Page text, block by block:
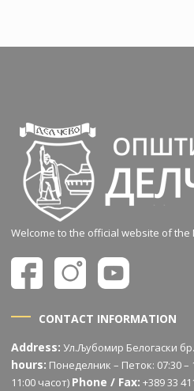
Welcome to the official website of the
CONTACT INFORMATION
Address: Ул.Љубомир Белогаски
hours: Понеделник – Петок: 07:30 –
11:00 часот) Phone / Fax: +389 33